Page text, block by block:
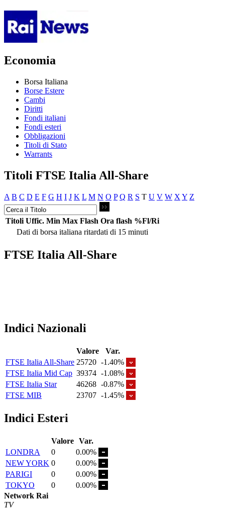
Economia
Borsa Italiana
Borse Estere
Cambi
Diritti
Fondi italiani
Fondi esteri
Obbligazioni
Titoli di Stato
Warrants
Titoli FTSE Italia All-Share
A B C D E F G H I J K L M N O P Q R S T U V W X Y Z
Titoli Uffic. Min Max Flash Ora flash %Fl/Ri
Dati di borsa italiana ritardati di 15 minuti
FTSE Italia All-Share
Indici Nazionali
Valore
Var.
FTSE Italia All-Share 25720 -1.40%
FTSE Italia Mid Cap 39374 -1.08%
FTSE Italia Star
46268 -0.87%
FTSE MIB
23707 -1.45%
Indici Esteri
Valore Var.
LONDRA
0
0.00%
NEW YORK 0
0.00%
PARIGI
0
0.00%
TOKYO
0
0.00%
Network Rai
TV